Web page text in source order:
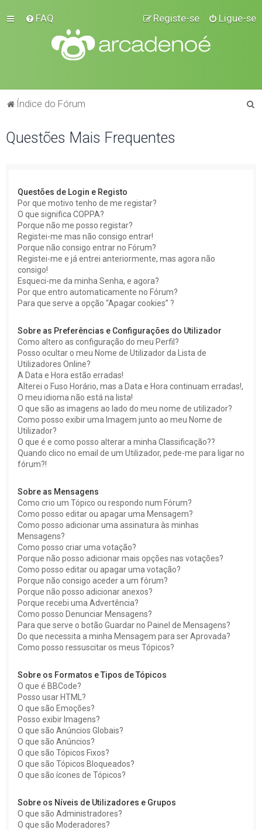
FAQ Ligue-se
Registe-se
Índice do Fórum
Questões Mais Frequentes
Questões de Login e Registo
Por que motivo tenho de me registar?
O que significa COPPA?
Porque não me posso registar?
Registei-me mas não consigo entrar!
Porque não consigo entrar no Fórum?
Registei-me e já entrei anteriormente, mas agora não
consigo!
Esqueci-me da minha Senha, e agora?
Por que entro automaticamente no Fórum?
Para que serve a opção “Apagar cookies” ?
Sobre as Preferências e Configurações do Utilizador
Como altero as configuração do meu Perfil?
Posso ocultar o meu Nome de Utilizador da Lista de
Utilizadores Online?
A Data e Hora estão erradas!
Alterei o Fuso Horário, mas a Data e Hora continuam erradas!,
O meu idioma não está na lista!
O que são as imagens ao lado do meu nome de utilizador?
Como posso exibir uma Imagem junto ao meu Nome de
Utilizador?
O que é e como posso alterar a minha Classificação??
Quando clico no email de um Utilizador, pede-me para ligar no
fórum?!
Sobre as Mensagens
Como crio um Tópico ou respondo num Fórum?
Como posso editar ou apagar uma Mensagem?
Como posso adicionar uma assinatura às minhas
Mensagens?
Como posso criar uma votação?
Porque não posso adicionar mais opções nas votações?
Como posso editar ou apagar uma votação?
Porque não consigo aceder a um fórum?
Porque não posso adicionar anexos?
Porque recebi uma Advertência?
Como posso Denunciar Mensagens?
Para que serve o botão Guardar no Painel de Mensagens?
Do que necessita a minha Mensagem para ser Aprovada?
Como posso ressuscitar os meus Tópicos?
Sobre os Formatos e Tipos de Tópicos
O que é BBCode?
Posso usar HTML?
O que são Emoções?
Posso exibir Imagens?
O que são Anúncios Globais?
O que são Anúncios?
O que são Tópicos Fixos?
O que são Tópicos Bloqueados?
O que são ícones de Tópicos?
Sobre os Níveis de Utilizadores e Grupos
O que são Administradores?
O que são Moderadores?